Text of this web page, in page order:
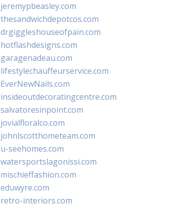
jeremypbeasley.com
thesandwichdepotcos.com
drgiggleshouseofpain.com
hotflashdesigns.com
garagenadeau.com
lifestylechauffeurservice.com
EverNewNails.com
insideoutdecoratingcentre.com
salvatoresinpoint.com
jovialfloralco.com
johnlscotthometeam.com
u-seehomes.com
watersportslagonissi.com
mischieffashion.com
eduwyre.com
retro-interiors.com